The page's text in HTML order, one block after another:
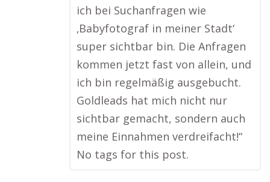
ich bei Suchanfragen wie
‚Babyfotograf in meiner Stadt‘
super sichtbar bin. Die Anfragen
kommen jetzt fast von allein, und
ich bin regelmäßig ausgebucht.
Goldleads hat mich nicht nur
sichtbar gemacht, sondern auch
meine Einnahmen verdreifacht!“
No tags for this post.